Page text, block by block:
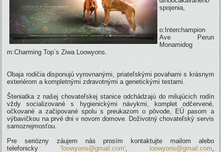
spojenia,
o:Interchampion
Ave Perun
Monamidog
m:Charming Top´s Ziwa Loowyons.
Obaja rodičia disponujú vyrovnanými, priateľskými povahami s krásnym
exteriérom a kompletnými zdravotnými a genetickými testami.
Šteniatka z našej chovateľskej stanice odchádzajú do milujúcich rodín
vždy socializované s hygienickými návykmi, komplet odčervené,
očkované a začipované spolu s preukazom o pôvode, EÚ pasom a
výbavičkou na prvé dni v novom domove. Doživotný chovateľský servis
samozrejmosťou.
Pre seriózny záujem nás prosím kontaktujte mailom alebo
telefonicky 'loowyons@gmail.com', loowyons@gmail.com